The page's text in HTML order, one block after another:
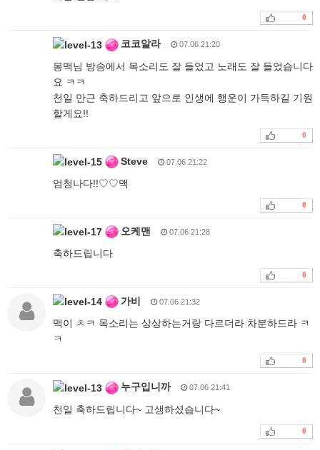
0
코코알라 07.06 21:20
몽맥님 방송에서 목소리도 잘 들었고 노래도 잘 들었습니다
요 ㅋㅋ
천일 만근 축하드리고 앞으로 인생에 행운이 가득하길 기원
할게요!!
0
Steve 07.06 21:22
엄청나다!!♡♡맥
0
오케맨 07.06 21:28
축하드립니다
0
가비 07.06 21:32
맥이 ㅊㅋ 목소리는 상상하는거랑 다르더라 차분하드라 ㅋ
ㅋ
0
누구입니까 07.06 21:41
천일 축하드립니다~ 고생하셨습니다~
0